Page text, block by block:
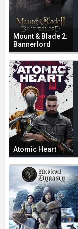
Mount & Blade 2:
Bannerlord
Atomic Heart